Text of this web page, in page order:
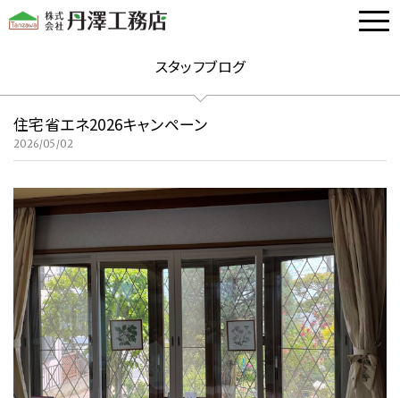
スタッフブログ
住宅省エネ2026キャンペーン
2026/05/02